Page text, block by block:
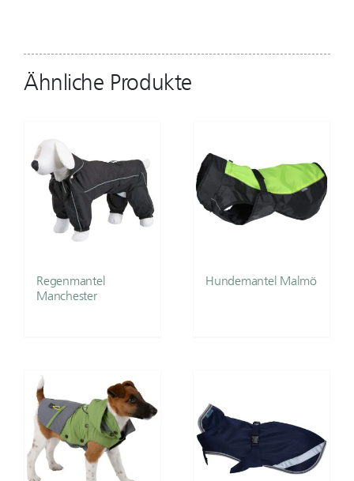
Ähnliche Produkte
Regenmantel
Manchester
Hundemantel Malmö